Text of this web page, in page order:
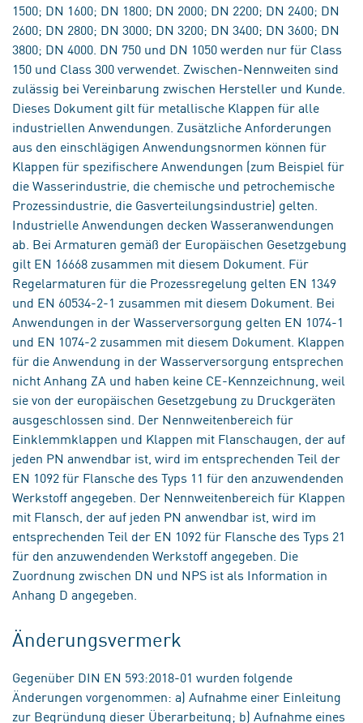
1500; DN 1600; DN 1800; DN 2000; DN 2200; DN 2400; DN
2600; DN 2800; DN 3000; DN 3200; DN 3400; DN 3600; DN
3800; DN 4000. DN 750 und DN 1050 werden nur für Class
150 und Class 300 verwendet. Zwischen-Nennweiten sind
zulässig bei Vereinbarung zwischen Hersteller und Kunde.
Dieses Dokument gilt für metallische Klappen für alle
industriellen Anwendungen. Zusätzliche Anforderungen
aus den einschlägigen Anwendungsnormen können für
Klappen für spezifischere Anwendungen (zum Beispiel für
die Wasserindustrie, die chemische und petrochemische
Prozessindustrie, die Gasverteilungsindustrie) gelten.
Industrielle Anwendungen decken Wasseranwendungen
ab. Bei Armaturen gemäß der Europäischen Gesetzgebung
gilt EN 16668 zusammen mit diesem Dokument. Für
Regelarmaturen für die Prozessregelung gelten EN 1349
und EN 60534-2-1 zusammen mit diesem Dokument. Bei
Anwendungen in der Wasserversorgung gelten EN 1074-1
und EN 1074-2 zusammen mit diesem Dokument. Klappen
für die Anwendung in der Wasserversorgung entsprechen
nicht Anhang ZA und haben keine CE-Kennzeichnung, weil
sie von der europäischen Gesetzgebung zu Druckgeräten
ausgeschlossen sind. Der Nennweitenbereich für
Einklemmklappen und Klappen mit Flanschaugen, der auf
jeden PN anwendbar ist, wird im entsprechenden Teil der
EN 1092 für Flansche des Typs 11 für den anzuwendenden
Werkstoff angegeben. Der Nennweitenbereich für Klappen
mit Flansch, der auf jeden PN anwendbar ist, wird im
entsprechenden Teil der EN 1092 für Flansche des Typs 21
für den anzuwendenden Werkstoff angegeben. Die
Zuordnung zwischen DN und NPS ist als Information in
Anhang D angegeben.
Änderungsvermerk
Gegenüber DIN EN 593:2018-01 wurden folgende
Änderungen vorgenommen: a) Aufnahme einer Einleitung
zur Begründung dieser Überarbeitung; b) Aufnahme eines